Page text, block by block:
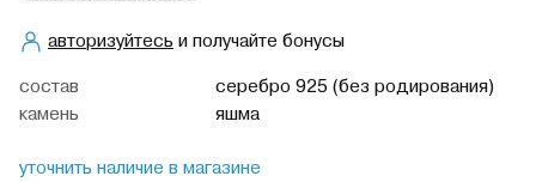
авторизуйтесьи получайте бонусы
cостав
серебро 925 (без родирования)
камень
яшма
уточнить наличие в магазине